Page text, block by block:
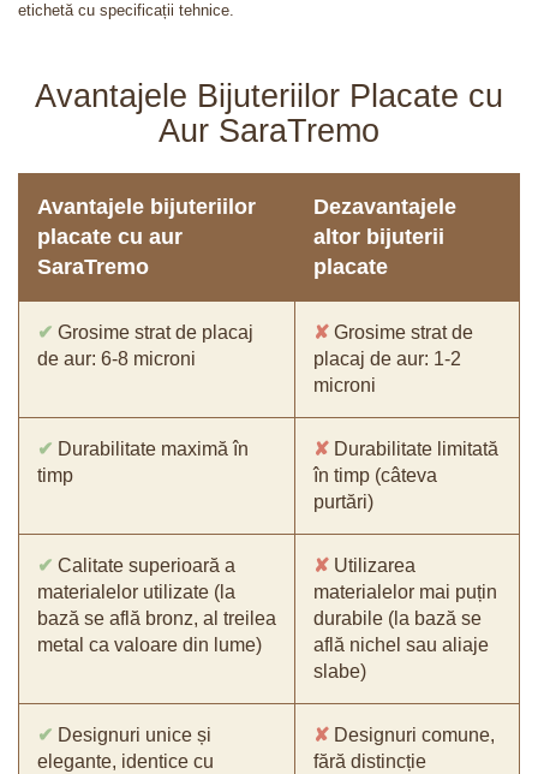
etichetă cu specificații tehnice.
Avantajele Bijuteriilor Placate cu
Aur SaraTremo
Avantajele bijuteriilor
placate cu aur
SaraTremo
Dezavantajele
altor bijuterii
placate
✔ Grosime strat de placaj
de aur: 6-8 microni
✘ Grosime strat de
placaj de aur: 1-2
microni
✔ Durabilitate maximă în
timp
✘ Durabilitate limitată
în timp (câteva
purtări)
✔ Calitate superioară a
materialelor utilizate (la
bază se află bronz, al treilea
metal ca valoare din lume)
✘ Utilizarea
materialelor mai puțin
durabile (la bază se
află nichel sau aliaje
slabe)
✔ Designuri unice și
elegante, identice cu
✘ Designuri comune,
fără distincție